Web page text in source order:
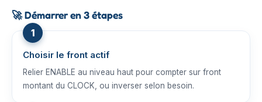
🚀Démarrer en 3 étapes
Choisir le front actif
Relier ENABLE au niveau haut pour compter sur front
montant du CLOCK, ou inverser selon besoin.